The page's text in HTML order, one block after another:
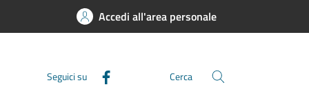
Accedi all'area personale
Seguici su Cerca